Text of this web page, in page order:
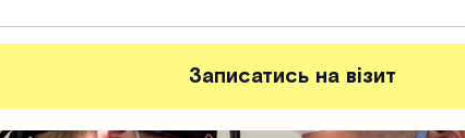
Записатись на візит